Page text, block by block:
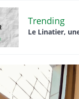
Trending
Le Linatier,